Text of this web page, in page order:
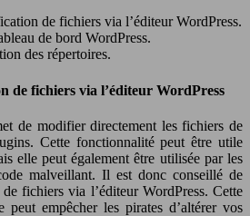
de fichiers via l’éditeur WordPress.
de bord WordPress.
des répertoires.
de fichiers via l’éditeur WordPress
de modifier directement les fichiers de
Cette fonctionnalité peut être utile
elle peut également être utilisée par les
malveillant. Il est donc conseillé de
fichiers via l’éditeur WordPress. Cette
peut empêcher les pirates d’altérer vos